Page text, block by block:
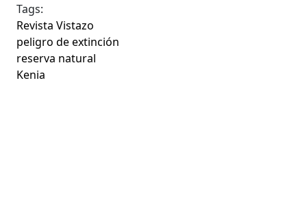
Tags:
Revista Vistazo
peligro de extinción
reserva natural
Kenia